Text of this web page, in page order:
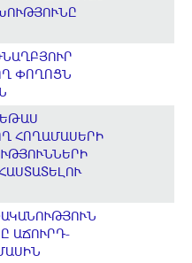
ՓՈՂՈՑՆ
ՀՈՂԱՄԱՍԵՐԻ
ԱՃՈՒՐԴ-